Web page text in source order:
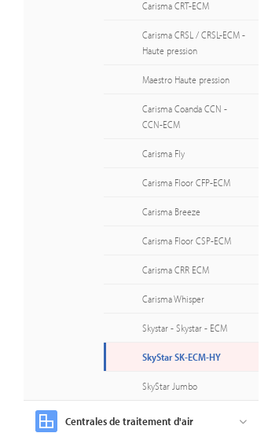
Carisma CRT-ECM
Carisma CRSL / CRSL-ECM -
Haute pression
Maestro Haute pression
Carisma Coanda CCN -
CCN-ECM
Carisma Fly
Carisma Floor CFP-ECM
Carisma Breeze
Carisma Floor CSP-ECM
Carisma CRR ECM
Carisma Whisper
Skystar - Skystar - ECM
SkyStar SK-ECM-HY
SkyStar Jumbo
Centrales de traitement d'air